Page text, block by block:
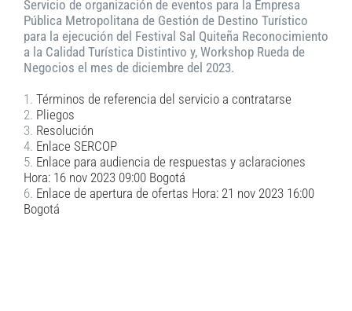
Servicio de organización de eventos para la Empresa
Pública Metropolitana de Gestión de Destino Turístico
para la ejecución del Festival Sal Quiteña Reconocimiento
a la Calidad Turística Distintivo y, Workshop Rueda de
Negocios el mes de diciembre del 2023.
1. Términos de referencia del servicio a contratarse
2. Pliegos
3. Resolución
4. Enlace SERCOP
5. Enlace para audiencia de respuestas y aclaraciones
Hora: 16 nov 2023 09:00 Bogotá
6. Enlace de apertura de ofertas Hora: 21 nov 2023 16:00
Bogotá